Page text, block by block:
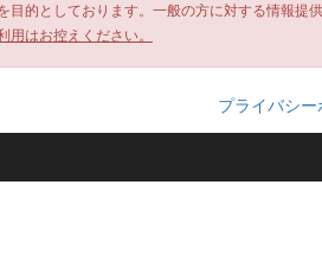
的としております。一般の方に対する情報提
はお控えください。
プライバシー